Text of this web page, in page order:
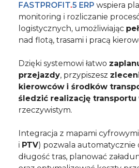
FASTPROFIT.5 ERP wspiera
monitoring i rozliczanie
logistycznych, umożliwiając
nad flotą, trasami i pracą
Dzięki systemowi łatwo
przejazdy, przypiszesz
kierowców i środków
śledzić realizację transportu
rzeczywistym.
Integracja z mapami
i PTV) pozwala automatycznie
długość tras, planować